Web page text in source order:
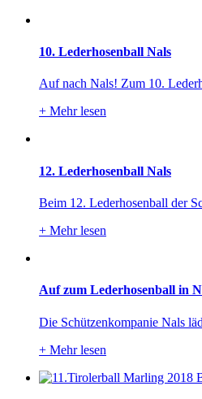
10. Lederhosenball Nals
Auf nach Nals! Zum 10.
+ Mehr lesen
12. Lederhosenball Nals
Beim 12. Lederhosenball der
+ Mehr lesen
Auf zum Lederhosenball in
Die Schützenkompanie Nals
+ Mehr lesen